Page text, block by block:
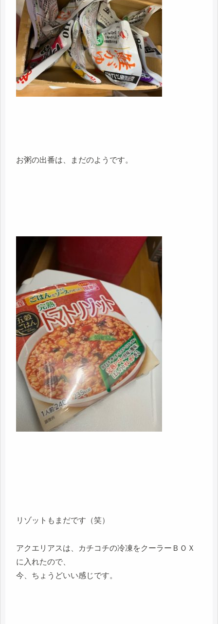
お粥の出番は、まだのようです。
リゾットもまだです（笑）
アクエリアスは、カチコチの冷凍をクーラーＢＯＸ
に入れたので、
今、ちょうどいい感じです。